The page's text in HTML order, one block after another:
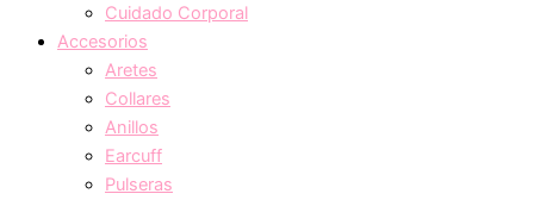
Cuidado Corporal
Accesorios
Aretes
Collares
Anillos
Earcuff
Pulseras